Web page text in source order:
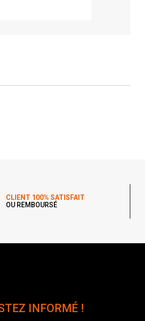
CLIENT 100% SATISFAIT
OU REMBOURSÉ
INFORMÉ !